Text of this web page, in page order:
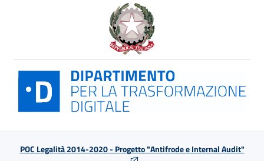
POC Legalità 2014-2020 - Progetto "Antifrode e Internal Audit"